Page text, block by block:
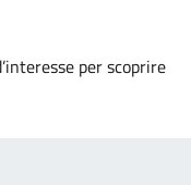
per scoprire